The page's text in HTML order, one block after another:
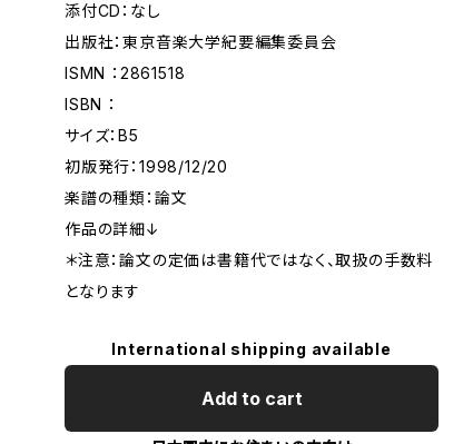
添付CD：なし
出版社：東京音楽大学紀要編集委員会
ISMN ：2861518
ISBN ：
サイズ：B5
初版発行：1998/12/20
楽譜の種類：論文
作品の詳細↓
＊注意：論文の定価は書籍代ではなく、取扱の手数料
となります
International shipping available
Add to cart